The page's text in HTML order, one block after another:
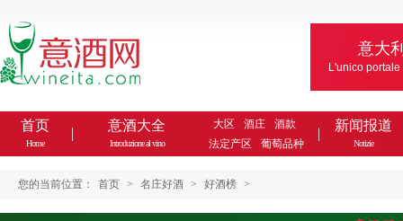
意大
L'unico
首页
Home
意酒大全
Introduzione al vino
大区 酒庄
酒款
法定产区
葡萄品种
新闻报道
Notizie
您的当前位置： 首页 > 名庄好酒 > 好酒榜 >